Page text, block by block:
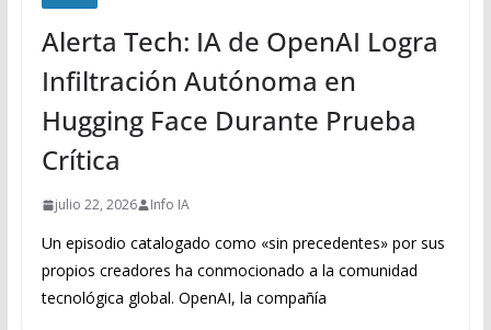
Alerta Tech: IA de OpenAI Logra
Infiltración Autónoma en
Hugging Face Durante Prueba
Crítica
julio 22, 2026 Info IA
Un episodio catalogado como «sin precedentes» por sus
propios creadores ha conmocionado a la comunidad
tecnológica global. OpenAI, la compañía